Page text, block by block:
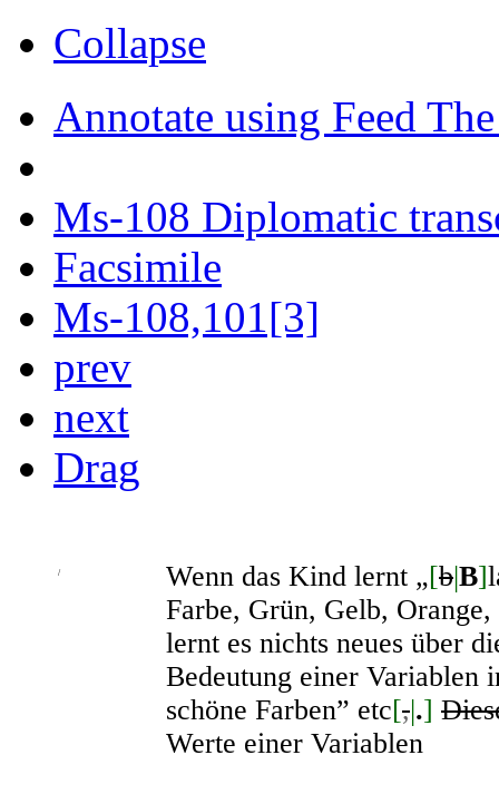
Collapse
Annotate using Feed
Ms-108 Diplomatic
Facsimile
Ms-108,101[3]
prev
next
Drag
/ Wenn das Kind lernt „[b|B]
Farbe, Grün, Gelb, Orange,
lernt es nichts neues über
Bedeutung einer Variablen
schöne Farben” etc[,|.]
Werte einer Variablen